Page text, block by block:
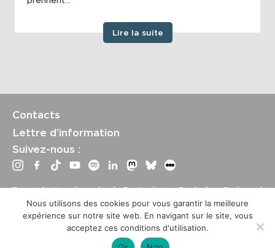
Lire la suite
Contacts
Lettre d’information
Suivez-nous :
Tous droits réservés | Festival La Rochelle Cinéma |
International Film Festival – Mentions légales –Conditions
générales de vente
Crédits site : Marine Breton, design ;Etienne Delcambre,
développement et mise à jour
Nous utilisons des cookies pour vous garantir la meilleure
expérience sur notre site web. En navigant sur le site, vous
acceptez ces conditions d'utilisation.